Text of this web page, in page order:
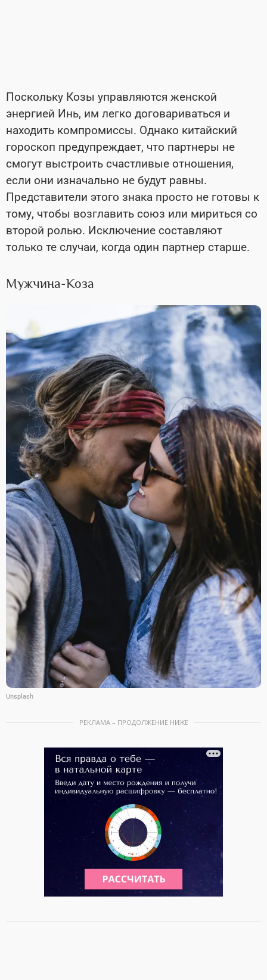
Поскольку Козы управляются женской
энергией Инь, им легко договариваться и
находить компромиссы. Однако китайский
гороскоп предупреждает, что партнеры не
смогут выстроить счастливые отношения,
если они изначально не будут равны.
Представители этого знака просто не готовы к
тому, чтобы возглавить союз или мириться со
второй ролью. Исключение составляют
только те случаи, когда один партнер старше.
Мужчина-Коза
Unsplash
РЕКЛАМА – ПРОДОЛЖЕНИЕ НИЖЕ